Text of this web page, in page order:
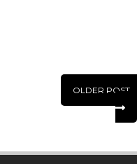
OLDER POST